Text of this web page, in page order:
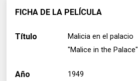
FICHA DE LA PELÍCULA
Título
Malicia en el palacio
"Malice in the Palace"
Año 1949